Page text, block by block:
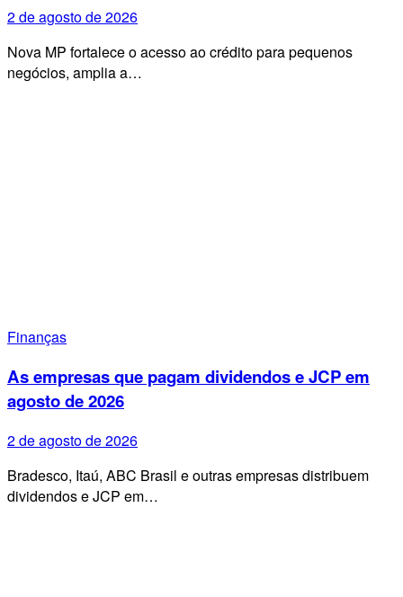
2 de agosto de 2026
Nova MP fortalece o acesso ao crédito para pequenos
negócios, amplia a…
Finanças
As empresas que pagam dividendos e JCP em
agosto de 2026
2 de agosto de 2026
Bradesco, Itaú, ABC Brasil e outras empresas distribuem
dividendos e JCP em…